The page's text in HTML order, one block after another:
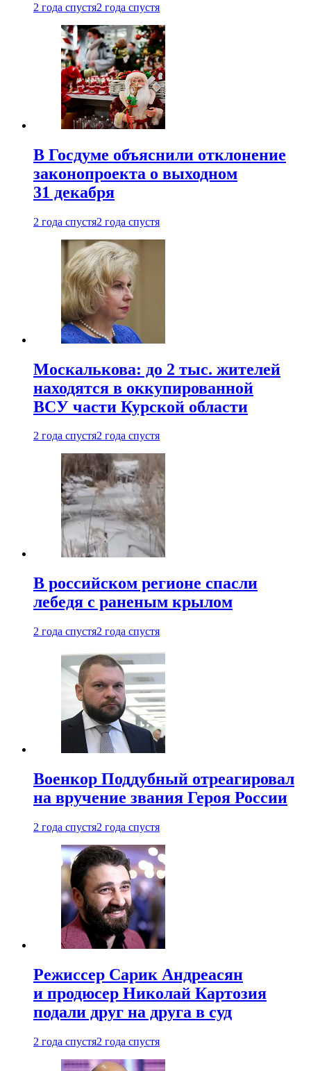
2 года спустя2 года спустя
В Госдуме объяснили отклонение
законопроекта о выходном
31 декабря
2 года спустя2 года спустя
Москалькова: до 2 тыс. жителей
находятся в оккупированной
ВСУ части Курской области
2 года спустя2 года спустя
В российском регионе спасли
лебедя с раненым крылом
2 года спустя2 года спустя
Военкор Поддубный отреагировал
на вручение звания Героя России
2 года спустя2 года спустя
Режиссер Сарик Андреасян
и продюсер Николай Картозия
подали друг на друга в суд
2 года спустя2 года спустя